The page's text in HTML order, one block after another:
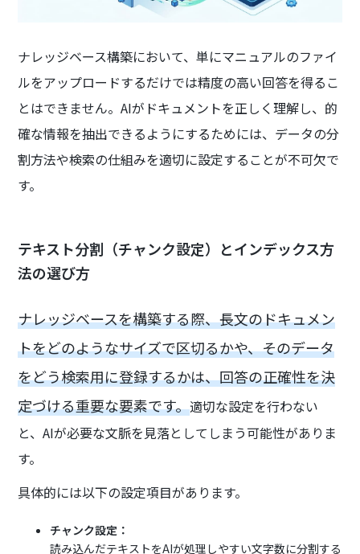
ナレッジベース構築において、単にマニュアルのファイ
ルをアップロードするだけでは精度の高い回答を得るこ
とはできません。AIがドキュメントを正しく理解し、的
確な情報を抽出できるようにするためには、データの分
割方法や検索の仕組みを適切に設定することが不可欠で
す。
テキスト分割（チャンク設定）とインデックス方
法の選び方
ナレッジベースを構築する際、長文のドキュメン
トをどのようなサイズで区切るかや、そのデータ
をどう検索用に登録するかは、回答の正確性を決
定づける重要な要素です。適切な設定を行わない
と、AIが必要な文脈を見落としてしまう可能性がありま
す。
具体的には以下の設定項目があります。
チャンク設定：
読み込んだテキストをAIが処理しやすい文字数に分割する